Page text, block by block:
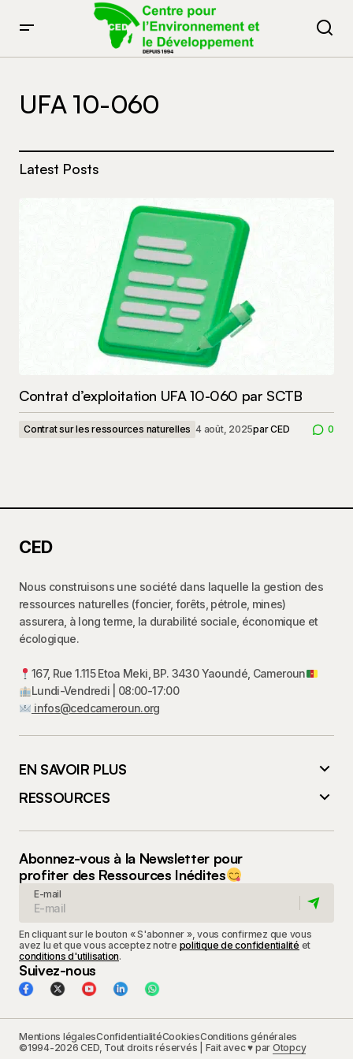
UFA 10-060
Latest Posts
Contrat d’exploitation UFA 10-060 par SCTB
Contrat sur les ressources naturelles 4 août, 2025parCED 0
CED
Nous construisons une société dans laquelle la gestion des
ressources naturelles (foncier, forêts, pétrole, mines)
assurera, à long terme, la durabilité sociale, économique et
écologique.
167, Rue 1.115 Etoa Meki, BP. 3430 Yaoundé, Cameroun
Lundi-Vendredi | 08:00-17:00
infos@cedcameroun.org
EN SAVOIR PLUS
RESSOURCES
Abonnez-vous à la Newsletter pour
profiter des Ressources Inédites
E-mail
En cliquant sur le bouton « S'abonner », vous confirmez que vous
avez lu et que vous acceptez notre politique de confidentialité et
conditions d'utilisation.
Suivez-nous
Mentions légalesConfidentialitéCookiesConditions générales
©1994-2026 CED, Tout droits réservés | Fait avec ♥ par Otopcy